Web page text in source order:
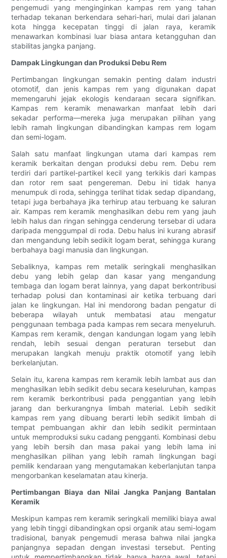
pengemudi yang menginginkan kampas rem yang tahan
terhadap tekanan berkendara sehari-hari, mulai dari jalanan
kota hingga kecepatan tinggi di jalan raya, keramik
menawarkan kombinasi luar biasa antara ketangguhan dan
stabilitas jangka panjang.
Dampak Lingkungan dan Produksi Debu Rem
Pertimbangan lingkungan semakin penting dalam industri
otomotif, dan jenis kampas rem yang digunakan dapat
memengaruhi jejak ekologis kendaraan secara signifikan.
Kampas rem keramik menawarkan manfaat lebih dari
sekadar performa—mereka juga merupakan pilihan yang
lebih ramah lingkungan dibandingkan kampas rem logam
dan semi-logam.
Salah satu manfaat lingkungan utama dari kampas rem
keramik berkaitan dengan produksi debu rem. Debu rem
terdiri dari partikel-partikel kecil yang terkikis dari kampas
dan rotor rem saat pengereman. Debu ini tidak hanya
menumpuk di roda, sehingga terlihat tidak sedap dipandang,
tetapi juga berbahaya jika terhirup atau terbuang ke saluran
air. Kampas rem keramik menghasilkan debu rem yang jauh
lebih halus dan ringan sehingga cenderung tersebar di udara
daripada menggumpal di roda. Debu halus ini kurang abrasif
dan mengandung lebih sedikit logam berat, sehingga kurang
berbahaya bagi manusia dan lingkungan.
Sebaliknya, kampas rem metalik seringkali menghasilkan
debu yang lebih gelap dan kasar yang mengandung
tembaga dan logam berat lainnya, yang dapat berkontribusi
terhadap polusi dan kontaminasi air ketika terbuang dari
jalan ke lingkungan. Hal ini mendorong badan pengatur di
beberapa wilayah untuk membatasi atau mengatur
penggunaan tembaga pada kampas rem secara menyeluruh.
Kampas rem keramik, dengan kandungan logam yang lebih
rendah, lebih sesuai dengan peraturan tersebut dan
merupakan langkah menuju praktik otomotif yang lebih
berkelanjutan.
Selain itu, karena kampas rem keramik lebih lambat aus dan
menghasilkan lebih sedikit debu secara keseluruhan, kampas
rem keramik berkontribusi pada penggantian yang lebih
jarang dan berkurangnya limbah material. Lebih sedikit
kampas rem yang dibuang berarti lebih sedikit limbah di
tempat pembuangan akhir dan lebih sedikit permintaan
untuk memproduksi suku cadang pengganti. Kombinasi debu
yang lebih bersih dan masa pakai yang lebih lama ini
menghasilkan pilihan yang lebih ramah lingkungan bagi
pemilik kendaraan yang mengutamakan keberlanjutan tanpa
mengorbankan keselamatan atau kinerja.
Pertimbangan Biaya dan Nilai Jangka Panjang Bantalan
Keramik
Meskipun kampas rem keramik seringkali memiliki biaya awal
yang lebih tinggi dibandingkan opsi organik atau semi-logam
tradisional, banyak pengemudi merasa bahwa nilai jangka
panjangnya sepadan dengan investasi tersebut. Penting